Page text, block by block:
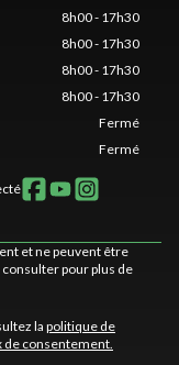
8h00 - 17h30
8h00 - 17h30
8h00 - 17h30
8h00 - 17h30
Fermé
Fermé
et ne peuvent être
pour plus de
la politique de
de consentement.